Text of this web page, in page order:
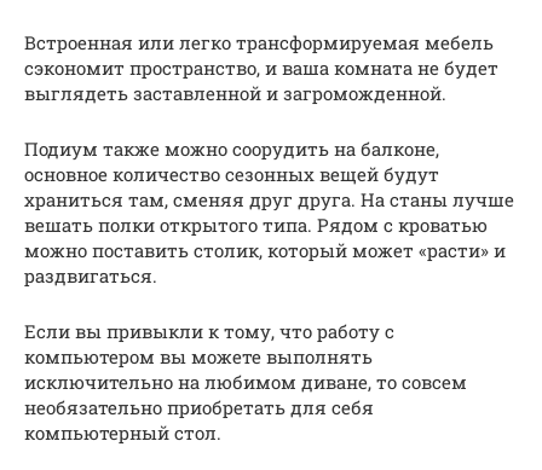
Встроенная или легко трансформируемая мебель
сэкономит пространство, и ваша комната не будет
выглядеть заставленной и загроможденной.
Подиум также можно соорудить на балконе,
основное количество сезонных вещей будут
храниться там, сменяя друг друга. На станы лучше
вешать полки открытого типа. Рядом с кроватью
можно поставить столик, который может «расти» и
раздвигаться.
Если вы привыкли к тому, что работу с
компьютером вы можете выполнять
исключительно на любимом диване, то совсем
необязательно приобретать для себя
компьютерный стол.